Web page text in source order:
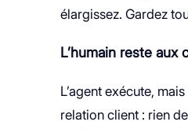
élargissez. Gardez
L’humain reste aux
L’agent exécute,
relation client : rien